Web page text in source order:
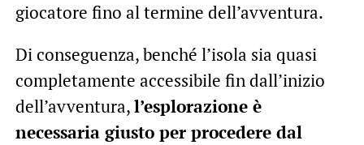
giocatore fino al termine dell’avventura.
Di conseguenza, benché l’isola sia quasi
completamente accessibile fin dall’inizio
dell’avventura,l’esplorazione è
necessaria giusto per procedere dal